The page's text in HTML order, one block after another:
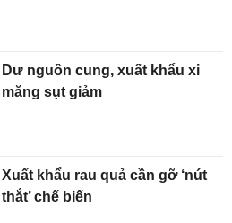
Dư nguồn cung, xuất khẩu xi
măng sụt giảm
Xuất khẩu rau quả cần gỡ ‘nút
thắt’ chế biến